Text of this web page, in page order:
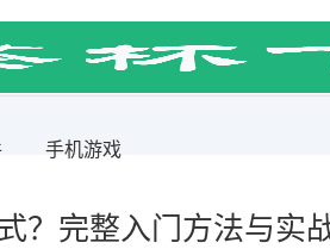
手机游戏
？完整入门方法与实